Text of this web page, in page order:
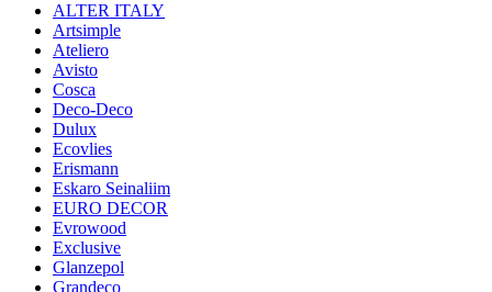
ALTER ITALY
Artsimple
Ateliero
Avisto
Cosca
Deco-Deco
Dulux
Ecovlies
Erismann
Eskaro Seinaliim
EURO DECOR
Evrowood
Exclusive
Glanzepol
Grandeco